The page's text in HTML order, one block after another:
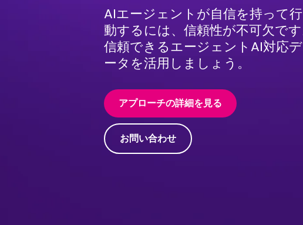
AIエージェントが自信を持って行
動するには、信頼性が不可欠です
信頼できるエージェントAI対応デ
ータを活用しましょう。
アプローチの詳細を見る
お問い合わせ